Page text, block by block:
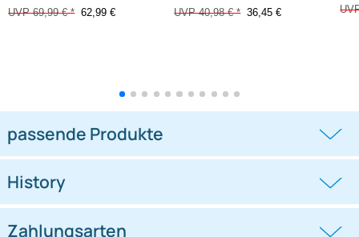
Doppel DIN Radioblende
kompatibel mit Ford C-Max Kuga
DXA
DM2 2012 Piano Lack mit
Doppel DIN Radioblende
kompatibel mit VW Polo Typ 6C